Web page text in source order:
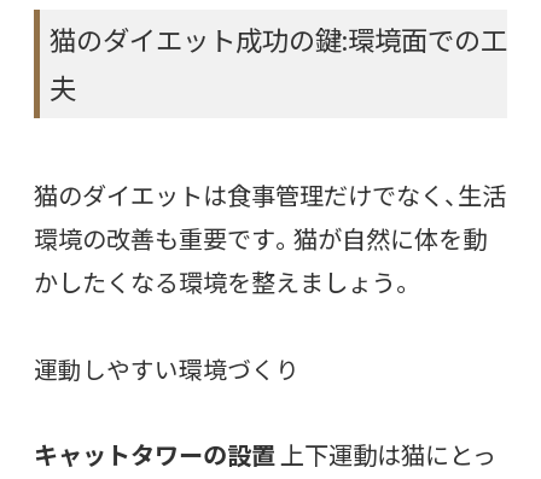
猫のダイエット成功の鍵:環境面での工
夫
猫のダイエットは食事管理だけでなく、生活
環境の改善も重要です。猫が自然に体を動
かしたくなる環境を整えましょう。
運動しやすい環境づくり
キャットタワーの設置上下運動は猫にとっ